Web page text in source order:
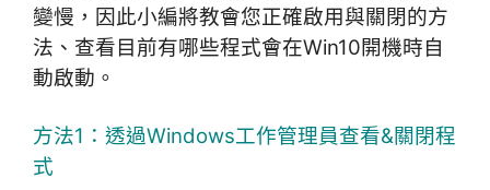
變慢，因此小編將教會您正確啟用與關閉的方
法、 查看目前有哪些程式會在Win10開機時自
動啟動。
方法1：透過Windows工作管理員查看&關閉程
式